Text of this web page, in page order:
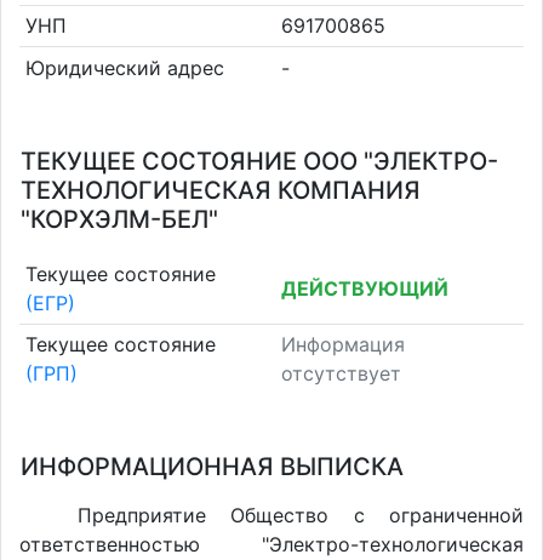
УНП
691700865
Юридический адрес
-
ТЕКУЩЕЕ СОСТОЯНИЕ ООО "ЭЛЕКТРО-
ТЕХНОЛОГИЧЕСКАЯ КОМПАНИЯ
"КОРХЭЛМ-БЕЛ"
Текущее состояние
(ЕГР)
ДЕЙСТВУЮЩИЙ
Текущее состояние
(ГРП)
Информация
отсутствует
ИНФОРМАЦИОННАЯ ВЫПИСКА
Предприятие Общество с ограниченной
ответственностью "Электро-технологическая